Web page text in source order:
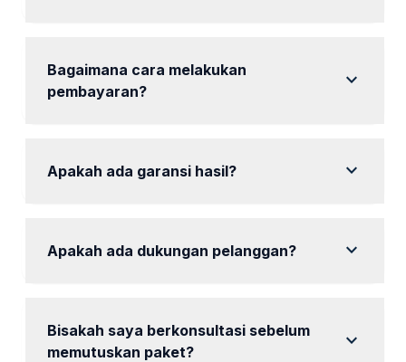
Bagaimana cara melakukan
pembayaran?
expand_more
Apakah ada garansi hasil? expand_more
Apakah ada dukungan pelanggan? expand_more
Bisakah saya berkonsultasi sebelum
memutuskan paket?
expand_more